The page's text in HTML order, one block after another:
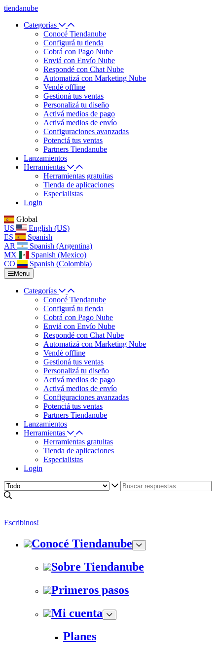
tiendanube
Categorías
Conocé Tiendanube
Configurá tu tienda
Cobrá con Pago Nube
Enviá con Envío Nube
Respondé con Chat Nube
Automatizá con Marketing Nube
Vendé offline
Gestioná tus ventas
Personalizá tu diseño
Activá medios de pago
Activá medios de envío
Configuraciones avanzadas
Potenciá tus ventas
Partners Tiendanube
Lanzamientos
Herramientas
Herramientas gratuitas
Tienda de aplicaciones
Especialistas
Login
Global
US
English (US)
ES
Spanish
AR
Spanish (Argentina)
MX
Spanish (Mexico)
CO
Spanish (Colombia)
Menu
Categorías
Conocé Tiendanube
Configurá tu tienda
Cobrá con Pago Nube
Enviá con Envío Nube
Respondé con Chat Nube
Automatizá con Marketing Nube
Vendé offline
Gestioná tus ventas
Personalizá tu diseño
Activá medios de pago
Activá medios de envío
Configuraciones avanzadas
Potenciá tus ventas
Partners Tiendanube
Lanzamientos
Herramientas
Herramientas gratuitas
Tienda de aplicaciones
Especialistas
Login
Escribinos!
Conocé Tiendanube
Sobre Tiendanube
Primeros pasos
Mi cuenta
Planes